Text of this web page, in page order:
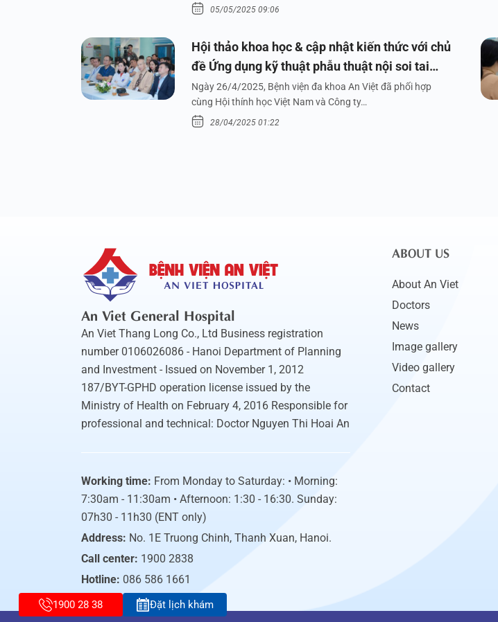
05/05/2025 09:06
Hội thảo khoa học & cập nhật kiến thức với chủ
đề Ứng dụng kỹ thuật phẫu thuật nội soi tai
dưới nước
Ngày 26/4/2025, Bệnh viện đa khoa An Việt đã phối hợp
cùng Hội thính học Việt Nam và Công ty…
28/04/2025 01:22
An Viet General Hospital
An Viet Thang Long Co., Ltd Business registration
number 0106026086 - Hanoi Department of Planning
and Investment - Issued on November 1, 2012
187/BYT-GPHD operation license issued by the
Ministry of Health on February 4, 2016 Responsible for
professional and technical: Doctor Nguyen Thi Hoai An
Working time: From Monday to Saturday: • Morning:
7:30am - 11:30am • Afternoon: 1:30 - 16:30. Sunday:
07h30 - 11h30 (ENT only)
Address: No. 1E Truong Chinh, Thanh Xuan, Hanoi.
Call center: 1900 2838
Hotline: 086 586 1661
ABOUT US
About An Viet
Doctors
News
Image gallery
Video gallery
Contact
1900 28 38 Đặt lịch khám